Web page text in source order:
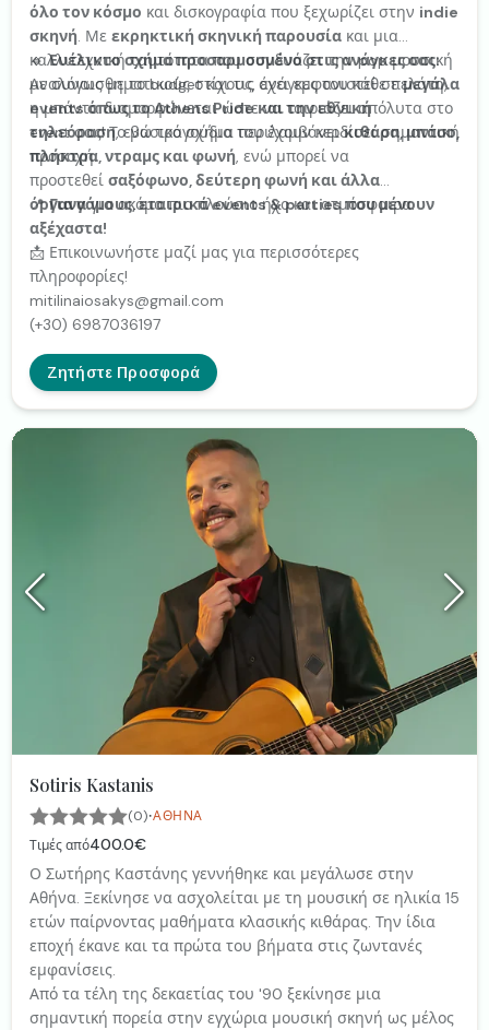
όλο τον κόσμο και δισκογραφία που ξεχωρίζει στην indie
σκηνή. Με εκρηκτική σκηνική παρουσία και μια
καλλιτεχνική ταυτότητα που συνδυάζει την pop μουσική
με συναισθηματικούς στίχους, έχει εμφανιστεί σεμεγάλα
events όπως το Athens Pride και την εθνική
τηλεόραση, ενώ τραγούδια του έχουν κερδίσει σημαντική
προσοχή.
🔹Ευέλικτο σχήμα προσαρμοσμένο στις ανάγκες σας:
Αναλόγως με το budget και τις ανάγκες του κάθε πελάτη,
η μπάντα διαμορφώνεται ώστε να ταιριάζει απόλυτα στο
event σας! Το βασικό σχήμα περιλαμβάνεικιθάρα, μπάσο,
πλήκτρα, ντραμς και φωνή, ενώ μπορεί να
προστεθεί σαξόφωνο, δεύτερη φωνή και άλλα
όργαναγια ακόμα πιο πλούσιο ήχο και ατμόσφαιρα.
📍Για γάμους, εταιρικά events & parties που μένουν
αξέχαστα!
📩 Επικοινωνήστε μαζί μας για περισσότερες
πληροφορίες!
mitilinaiosakys@gmail.com
(+30) 6987036197
Ζητήστε Προσφορά
Sotiris Kastanis
(0)·ΑΘΉΝΑ
Τιμές από400.0€
Ο Σωτήρης Καστάνης γεννήθηκε και μεγάλωσε στην
Αθήνα. Ξεκίνησε να ασχολείται με τη μουσική σε ηλικία 15
ετών παίρνοντας μαθήματα κλασικής κιθάρας. Την ίδια
εποχή έκανε και τα πρώτα του βήματα στις ζωντανές
εμφανίσεις.
Από τα τέλη της δεκαετίας του '90 ξεκίνησε μια
σημαντική πορεία στην εγχώρια μουσική σκηνή ως μέλος